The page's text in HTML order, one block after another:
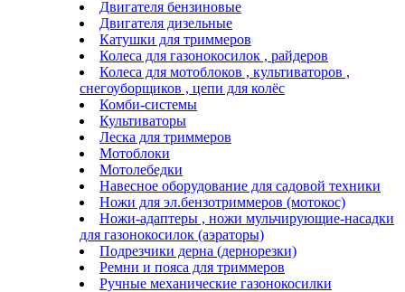
Двигателя бензиновые
Двигателя дизельные
Катушки для триммеров
Колеса для газонокосилок , райдеров
Колеса для мотоблоков , культиваторов ,
снегоуборщиков , цепи для колёс
Комби-системы
Культиваторы
Леска для триммеров
Мотоблоки
Мотолебедки
Навесное оборудование для садовой техники
Ножи для эл.бензотриммеров (мотокос)
Ножи-адаптеры , ножи мульчирующие-насадки
для газонокосилок (аэраторы)
Подрезчики дерна (дернорезки)
Ремни и пояса для триммеров
Ручные механические газонокосилки